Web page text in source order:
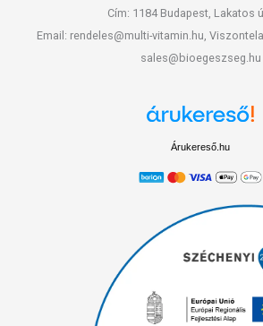
Cím: 1184 Budapest, Lakatos
Email: rendeles@multi-vitamin.hu,
sales@bioegeszseg.hu
Árukereső.hu